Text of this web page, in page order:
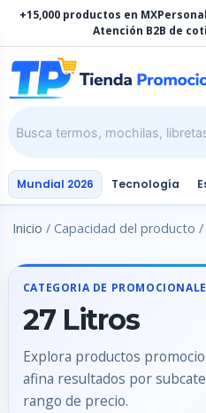
contenido
+15,000 productos en MX
Atención B2B de
Mundial 2026 Tecnología
Inicio / Capacidad del producto
CATEGORIA DE
27 Litros
Explora productos
afina resultados por
rango de precio.